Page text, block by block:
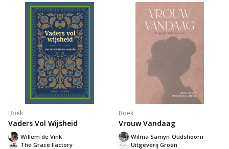
gekke spellen en video's, en
stimuleert tieners om hun geloof in
het dagelijks leven toe te passen
door middel van eerlijke
gesprekken en momenten van
toewijding.
persoonlijke groei en is ideaal
voor vrouwenkringen en
bijbelstudies. Verrijk je geestelijke
reis en ervaar de liefde en wijsheid
van Gods Woord.
Boek
Vaders Vol Wijsheid
The Grace Factory
Willem de Vink
Boek
Vrouw Vandaag
Uitgeverij Groen
Wilma Samyn-Oudshoorn